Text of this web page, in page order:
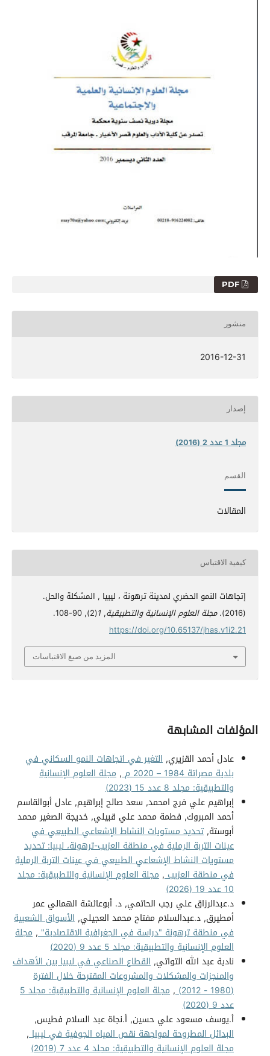
PDF
منشور
2016-12-31
إصدار
مجلد 1 عدد 2 (2016)
القسم
المقالات
كيفية الاقتباس
إتجاهات النمو الحضري لمدينة ترهونة ، ليبيا , المشكلة والحل.
(2016).
مجلة العلوم الإنسانية والتطبيقية,
1
(2), 90-108.
https://doi.org/10.65137/jhas.v1i2.21
المزيد من صيغ الاقتباسات
المؤلفات المشابهة
عادل أحمد القزيري, التغير في اتجاهات النمو السكاني في
بلدية مصراتة 1984 – 2020 م
, مجلة العلوم الإنسانية
والتطبيقية: مجلد 8 عدد 15 (2023)
إبراهيم علي فرج امحمد, سعد صالح إبراهيم, عادل أبوالقاسم
أحمد المبروك, فطمة محمد علي قبيلي, خديجة الصغير محمد
أبوستة, تحديد مستويات النشاط الإشعاعي الطبيعي في
عينات التربة الرملية في منطقة العزيب-ترهونة، ليبيا: تحديد
مستويات النشاط الإشعاعي الطبيعي في عينات التربة الرملية
في منطقة العزيب, مجلة العلوم الإنسانية والتطبيقية: مجلد
10 عدد 19 (2026)
د.عبدالرزاق علي رجب الحاتمي, د. أبوعائشة الهمالي عمر
أمطيرق, د.عبدالسلام مفتاح محمد العجيلي, الأسواق الشعبية
في منطقة ترهونة "دراسة في الجغرافية الاقتصادية", مجلة
العلوم الإنسانية والتطبيقية: مجلد 5 عدد 9 (2020)
نادية عبد الله التواتي, القطاع الصناعي في ليبيا بين الأهداف
والمنجزات والمشكلات والمشروعات المقترحة خلال الفترة
(1980 - 2012)
,
مجلة العلوم الإنسانية والتطبيقية: مجلد 5
عدد 9 (2020)
أ.يوسف مسعود علي حسين, أ.نجاة عبد السلام فطيس,
البدائل المطروحة لمواجهة نقص المياه الجوفية في ليبيا,
مجلة العلوم الإنسانية والتطبيقية: مجلد 4 عدد 7 (2019)